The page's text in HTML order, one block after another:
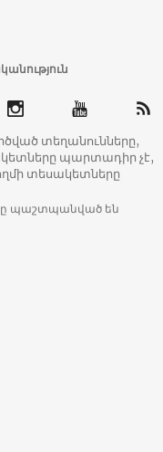
տեղանունները,
պարտադիր չէ,
տեսակետները
պաշտպանված են